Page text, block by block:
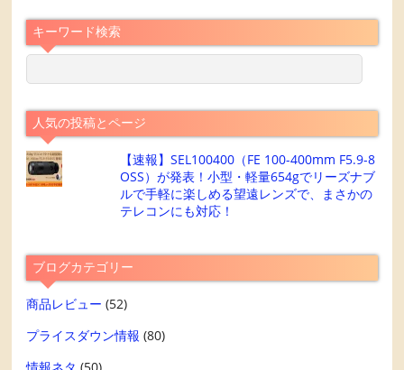
キーワード検索
人気の投稿とページ
【速報】SEL100400（FE 100-400mm F5.9-8
OSS）が発表！小型・軽量654gでリーズナブ
ルで手軽に楽しめる望遠レンズで、まさかの
テレコンにも対応！
ブログカテゴリー
商品レビュー (52)
プライスダウン情報 (80)